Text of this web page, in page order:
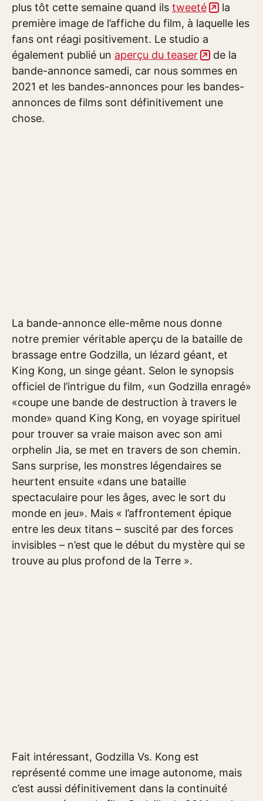
plus tôt cette semaine quand ils tweeté
la
première image de l’affiche du film, à laquelle les
fans ont réagi positivement. Le studio a
également publié un aperçu du teaser
de la
bande-annonce samedi, car nous sommes en
2021 et les bandes-annonces pour les bandes-
annonces de films sont définitivement une
chose.
La bande-annonce elle-même nous donne
notre premier véritable aperçu de la bataille de
brassage entre Godzilla, un lézard géant, et
King Kong, un singe géant. Selon le synopsis
officiel de l’intrigue du film, «un Godzilla enragé»
«coupe une bande de destruction à travers le
monde» quand King Kong, en voyage spirituel
pour trouver sa vraie maison avec son ami
orphelin Jia, se met en travers de son chemin.
Sans surprise, les monstres légendaires se
heurtent ensuite «dans une bataille
spectaculaire pour les âges, avec le sort du
monde en jeu». Mais « l’affrontement épique
entre les deux titans – suscité par des forces
invisibles – n’est que le début du mystère qui se
trouve au plus profond de la Terre ».
Fait intéressant, Godzilla Vs. Kong est
représenté comme une image autonome, mais
c’est aussi définitivement dans la continuité